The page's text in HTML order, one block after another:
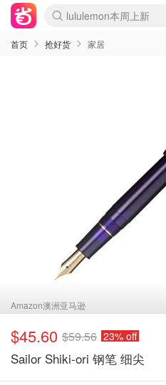
lululemon本周上新
Sasa美妆护肤3.5折
SSENSE年中3折
FreshBeauty好价汇总
Cettire降价+叠9折
Farfetch折上8折
WWS Coles超市实拍
viagogo二手票捡漏
Myer清仓1折起
The Outnet奢牌1折起
David Jones 3折起
Flannels大牌1折
Perfumes Club护肤1折
AMIRO返校季6.2折
Oweek抽奖送Airpods
Amazon折扣汇总
eToro入金$200送$50
Amazon数码好物
ICONIC本周7.5折
ThedoubleF高奢地板价
Moose Knuckles 6折
丝芙兰5折起
EUFY官网3.7折起
Selenichast首饰2折
Trip机票酒店促销
YSL送5件彩妆礼
Amazon家居好物
BIGBANG巡演开票
David Jones时尚3折
Amazon美妆护肤
雅漾大喷$8
过敏原检测盒$33
伊索独家赠50ml沐浴露
科颜氏送高保湿面霜
SEALIFE海洋馆门票6折
丝塔芙大白罐$16
订阅Newsletter送香薰
Cult Beauty 6.8折
Harrods圣诞日历2.3折
LN-CC奢牌私促3折
d'Alba空姐喷雾$16
EVE LOM套装逆天2折
Bernardelli独家4折
Adore Beauty 6折起
CT圣诞日历
Mytheresa奢品2.7折
首页 抢好货 家居
Amazon澳洲亚马逊
$45.60 $59.56 23% off
Sailor Shiki-ori 钢笔 细尖